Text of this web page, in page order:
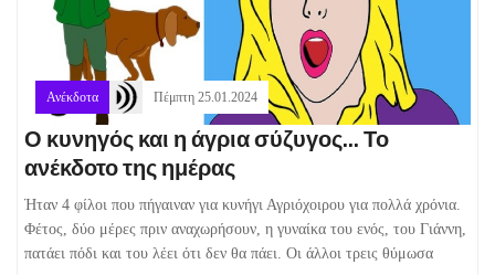
Ανέκδοτα Πέμπτη 25.01.2024
Ο κυνηγός και η άγρια σύζυγος... Το
ανέκδοτο της ημέρας
Ήταν 4 φίλοι που πήγαιναν για κυνήγι Αγριόχοιρου για πολλά χρόνια.
Φέτος, δύο μέρες πριν αναχωρήσουν, η γυναίκα του ενός, του Γιάννη,
πατάει πόδι και του λέει ότι δεν θα πάει. Οι άλλοι τρεις θύμωσα